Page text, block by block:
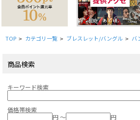
TOP > カテゴリ一覧 > ブレスレット/バングル > バ
商品検索
キーワード検索
価格帯検索
円 ～
円